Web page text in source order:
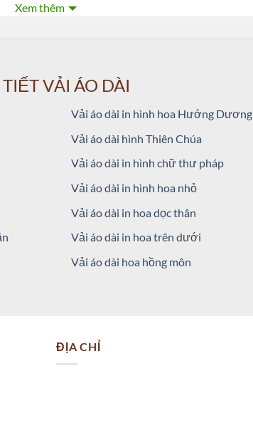
sui vẽ tay,vải áo dài nhung ngồi sui
Xem thêm
VẢI ÁO DÀI
Vải áo dài in hình hoa Hướng Dương
Vải áo dài hình Thiên Chúa
Vải áo dài in hình chữ thư pháp
Vải áo dài in hình hoa nhỏ
Vải áo dài in hoa dọc thân
Vải áo dài in hoa trên dưới
Vải áo dài hoa hồng môn
ĐỊA CHỈ